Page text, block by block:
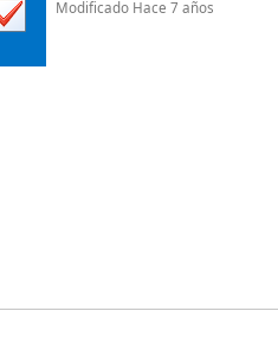
Modificado Hace 7 años